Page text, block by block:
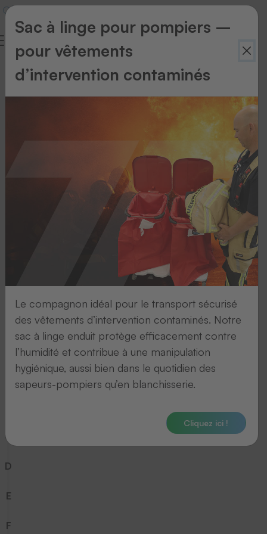
Glossaire
7
C
D
E
F
Sac à linge pour pompiers –
pour vêtements
d’intervention contaminés
Le compagnon idéal pour le transport sécurisé
des vêtements d’intervention contaminés. Notre
sac à linge enduit protège efficacement contre
l’humidité et contribue à une manipulation
hygiénique, aussi bien dans le quotidien des
sapeurs-pompiers qu’en blanchisserie.
Cliquez ici !